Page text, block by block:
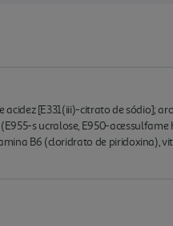
[E331(iii)-citrato de sódio];
s ucralose, E950-acessulfame
B6 (cloridrato de piridoxina),